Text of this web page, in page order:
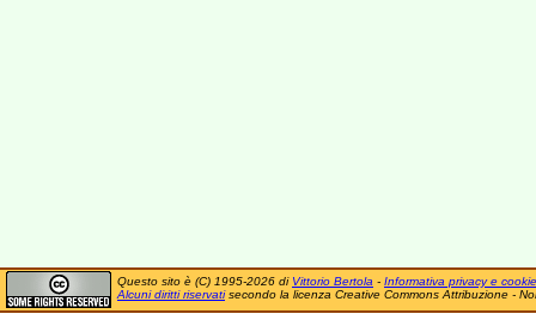
Questo sito è (C) 1995-2026 di Vittorio Bertola - Informativa privacy e cookie
Alcuni diritti riservatisecondo la licenza Creative Commons Attribuzione -